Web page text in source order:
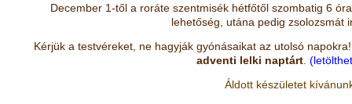
December 1-től a roráte szentmisék hétfőtől szombatig 6
lehetőség, utána pedig zsolozsmát
Kérjük a testvéreket, ne hagyják gyónásaikat az utolsó
adventi lelki naptárt
Áldott készületet